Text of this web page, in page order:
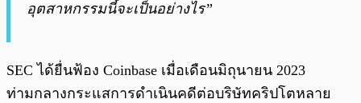
อุตสาหกรรมนี้จะเป็นอย่างไร”
SEC ได้ยื่นฟ้อง Coinbase เมื่อเดือนมิถุนายน 2023
ท่ามกลางกระแสการดำเนินคดีต่อบริษัทคริปโตหลาย